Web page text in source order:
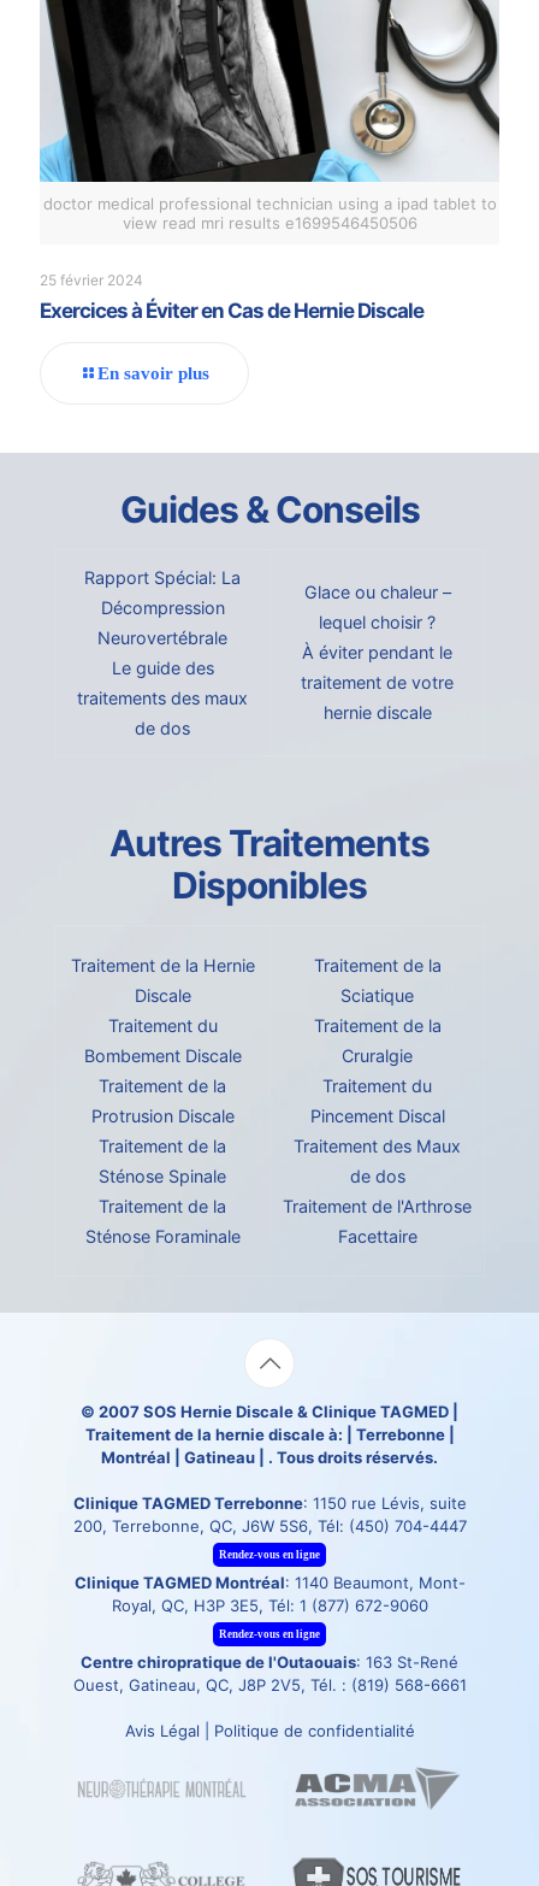
doctor medical professional technician using a ipad tablet to
view read mri results e1699546450506
25 février 2024
Exercices à Éviter en Cas de Hernie Discale
En savoir plus
Guides & Conseils
Rapport Spécial: La
Décompression
Neurovertébrale
Le guide des
traitements des maux
de dos
Glace ou chaleur –
lequel choisir ?
À éviter pendant le
traitement de votre
hernie discale
Autres Traitements
Disponibles
Traitement de la Hernie
Discale
Traitement du
Bombement Discale
Traitement de la
Protrusion Discale
Traitement de la
Sténose Spinale
Traitement de la
Sténose Foraminale
Traitement de la
Sciatique
Traitement de la
Cruralgie
Traitement du
Pincement Discal
Traitement des Maux
de dos
Traitement de l'Arthrose
Facettaire
© 2007SOS Hernie Discale& Clinique TAGMED
Traitement de la hernie discale à: | Terrebonne |
Montréal | Gatineau | . Tous droits réservés.
Clinique TAGMED Terrebonne: 1150 rue Lévis, suite
200, Terrebonne, QC, J6W 5S6, Tél: (450) 704-4447
Rendez-vous en ligne
Clinique TAGMED Montréal: 1140 Beaumont, Mont-
Royal, QC, H3P 3E5, Tél: 1 (877) 672-9060
Rendez-vous en ligne
Centre chiropratique de l'Outaouais: 163 St-René
Ouest, Gatineau, QC, J8P 2V5, Tél. : (819) 568-6661
Avis Légal Politique de confidentialité